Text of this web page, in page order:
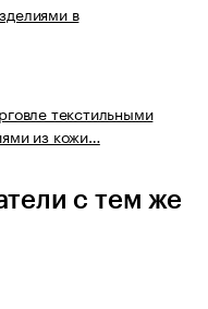
в
текстильными
из кожи…
с тем же